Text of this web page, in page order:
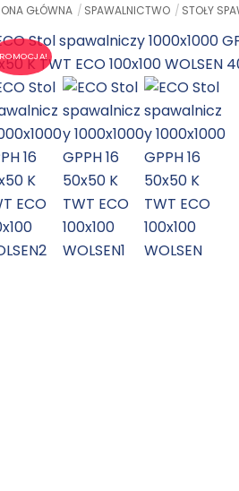
GŁÓWNA SPAWALNICTWO STOŁY